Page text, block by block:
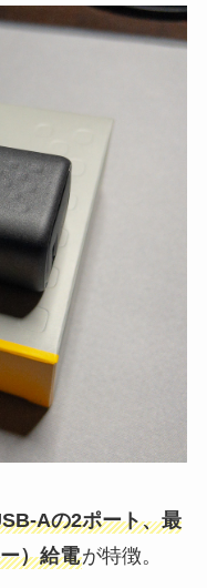
Aの2ポート、最
）給電が特徴。